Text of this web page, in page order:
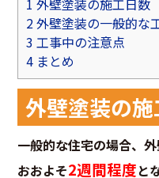
1 外壁塗装の施工日数
2外壁塗装の一般的な
3 工事中の注意点
4 まとめ
外壁塗装の
一般的な住宅の場合、
おおよそ2週間程度と